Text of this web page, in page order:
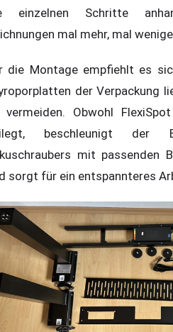
einzelnen Schritte
mal mehr, mal
die Montage empfiehlt es
der Verpackung
vermeiden. Obwohl
beschleunigt der
mit passenden
sorgt für ein entspannteres